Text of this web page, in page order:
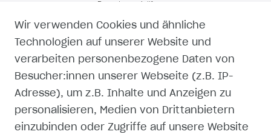
RECHTLICHES
WIDERRUFSRECHT
WIDERRUFSFORMULAR
IMPRESSUM
Wir verwenden Cookies und ähnliche
Technologien auf unserer Website und
verarbeiten personenbezogene Daten von
Besucher:innen unserer Webseite (z.B. IP-
Adresse), um z.B. Inhalte und Anzeigen zu
personalisieren, Medien von Drittanbietern
einzubinden oder Zugriffe auf unsere Website